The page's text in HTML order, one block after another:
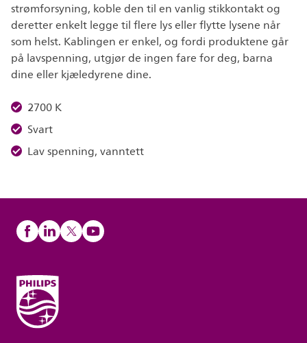
strømforsyning, koble den til en vanlig stikkontakt og
deretter enkelt legge til flere lys eller flytte lysene når
som helst. Kablingen er enkel, og fordi produktene går
på lavspenning, utgjør de ingen fare for deg, barna
dine eller kjæledyrene dine.
2700 K
Svart
Lav spenning, vanntett